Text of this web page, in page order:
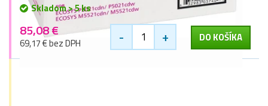
Skladom > 5 ks
85,08 €
69,17 € bez DPH - + DO KOŠÍKA